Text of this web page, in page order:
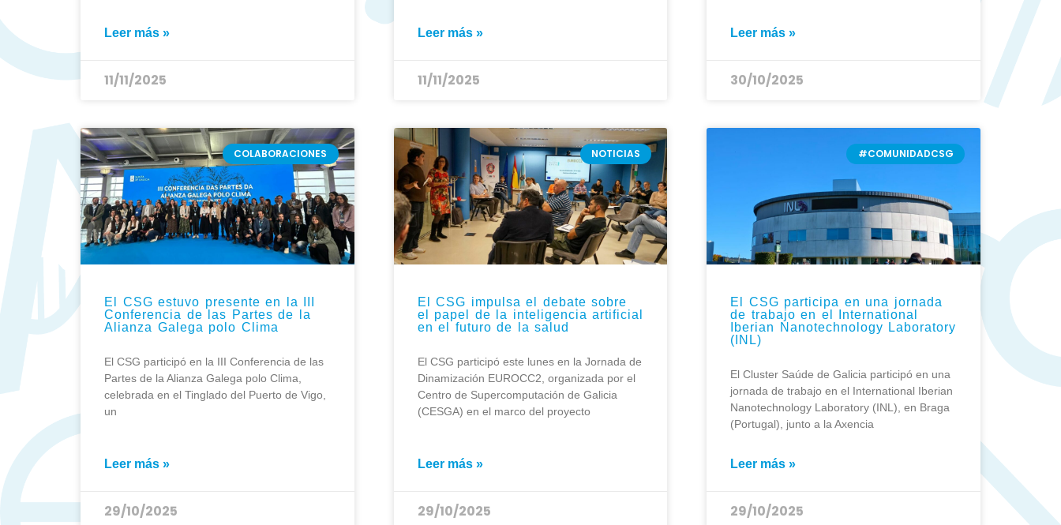
Leer más »
11/11/2025
Leer más »
11/11/2025
Leer más »
30/10/2025
COLABORACIONES
El CSG estuvo presente en la III
Conferencia de las Partes de la
Alianza Galega polo Clima
El CSG participó en la III Conferencia de las
Partes de la Alianza Galega polo Clima,
celebrada en el Tinglado del Puerto de Vigo,
un
Leer más »
29/10/2025
NOTICIAS
El CSG impulsa el debate sobre
el papel de la inteligencia artificial
en el futuro de la salud
El CSG participó este lunes en la Jornada de
Dinamización EUROCC2, organizada por el
Centro de Supercomputación de Galicia
(CESGA) en el marco del proyecto
Leer más »
29/10/2025
#COMUNIDADCSG
El CSG participa en una jornada
de trabajo en el International
Iberian Nanotechnology Laboratory
(INL)
El Cluster Saúde de Galicia participó en una
jornada de trabajo en el International Iberian
Nanotechnology Laboratory (INL), en Braga
(Portugal), junto a la Axencia
Leer más »
29/10/2025